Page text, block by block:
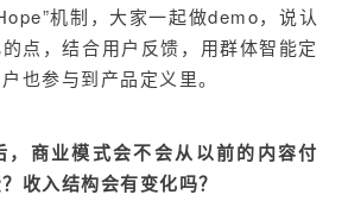
机制，大家一起做demo，说认
点，结合用户反馈，用群体智能定
也参与到产品定义里。
商业模式会不会从以前的内容付
收入结构会有变化吗？